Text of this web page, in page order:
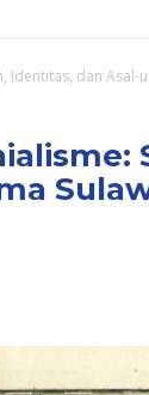
Identitas, dan Asal-